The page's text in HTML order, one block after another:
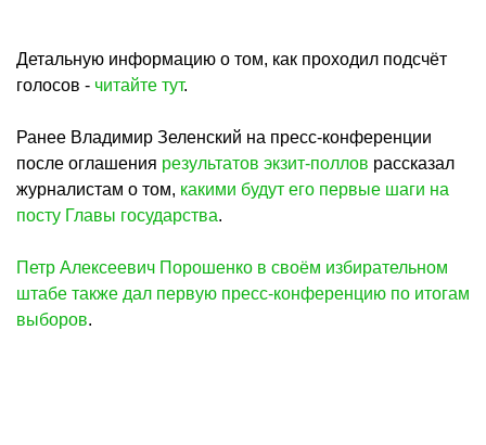
Детальную информацию о том, как проходил подсчёт
голосов - читайте тут.
Ранее Владимир Зеленский на пресс-конференции
после оглашения результатов экзит-поллов рассказал
журналистам о том, какими будут его первые шаги на
посту Главы государства.
Петр Алексеевич Порошенко в своём избирательном
штабе также дал первую пресс-конференцию по итогам
выборов.